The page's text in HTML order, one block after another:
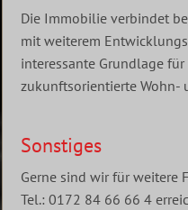
Die Immobilie verbindet
mit weiterem
interessante Grundlage
zukunftsorientierte Wohn-
Sonstiges
Gerne sind wir für weitere
Tel.: 0172 84 66 66 4